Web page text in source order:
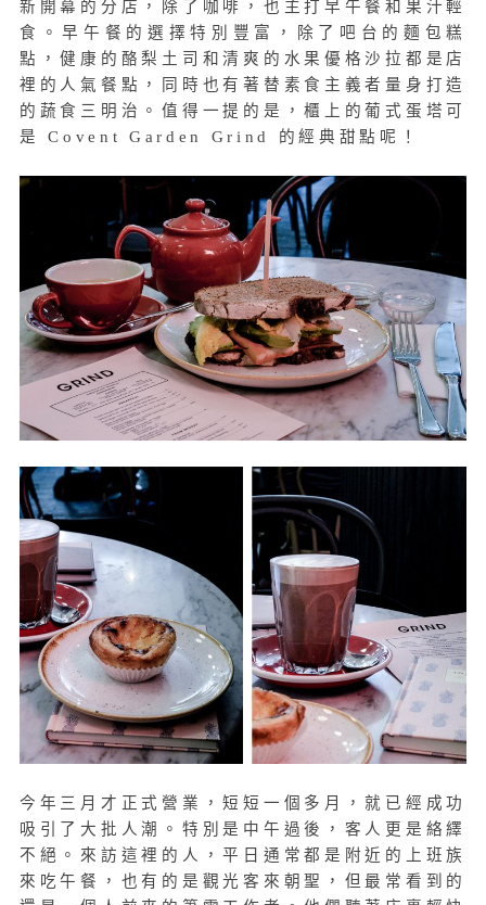
新開幕的分店，除了咖啡，也主打早午餐和果汁輕
食。早午餐的選擇特別豐富，除了吧台的麵包糕
點，健康的酪梨土司和清爽的水果優格沙拉都是店
裡的人氣餐點，同時也有著替素食主義者量身打造
的蔬食三明治。值得一提的是，櫃上的葡式蛋塔可
是 Covent Garden Grind 的經典甜點呢！
今年三月才正式營業，短短一個多月，就已經成功
吸引了大批人潮。特別是中午過後，客人更是絡繹
不絕。來訪這裡的人，平日通常都是附近的上班族
來吃午餐，也有的是觀光客來朝聖，但最常看到的